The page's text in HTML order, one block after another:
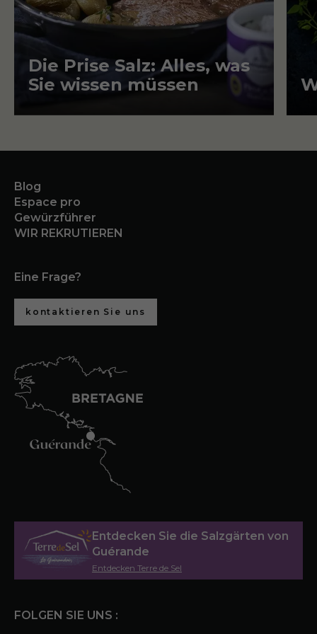
Artikel
Die Prise Salz: Alles, was
Sie wissen müssen
Blog
Espace pro
Gewürzführer
WIR REKRUTIEREN
Eine Frage?
kontaktieren Sie uns
Entdecken Sie die Salzgärten von
Guérande
Entdecken Terre de Sel
FOLGEN SIE UNS :